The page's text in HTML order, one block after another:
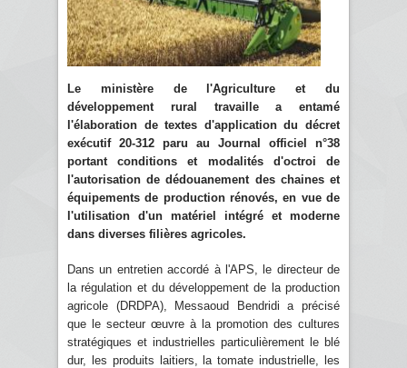
Le ministère de l'Agriculture et du
développement rural travaille a entamé
l'élaboration de textes d'application du décret
exécutif 20-312 paru au Journal officiel n°38
portant conditions et modalités d'octroi de
l'autorisation de dédouanement des chaines et
équipements de production rénovés, en vue de
l'utilisation d'un matériel intégré et moderne
dans diverses filières agricoles.
Dans un entretien accordé à l'APS, le directeur de
la régulation et du développement de la production
agricole (DRDPA), Messaoud Bendridi a précisé
que le secteur œuvre à la promotion des cultures
stratégiques et industrielles particulièrement le blé
dur, les produits laitiers, la tomate industrielle, les